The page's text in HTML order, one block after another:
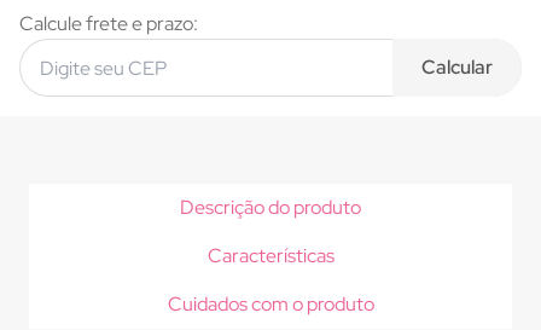
Calcule frete e prazo:
Calcular
Descrição do produto
Características
Cuidados com o produto